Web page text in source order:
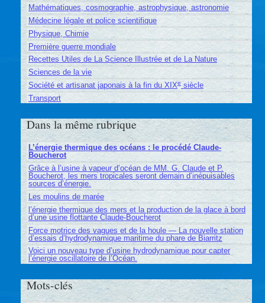
Mathématiques, cosmographie, astrophysique, astronomie
Médecine légale et police scientifique
Physique, Chimie
Première guerre mondiale
Recettes Utiles de La Science Illustrée et de La Nature
Sciences de la vie
Société et artisanat japonais à la fin du XIXesiècle
Transport
Dans la même rubrique
L’énergie thermique des océans : le procédé Claude-
Boucherot
Grâce à l’usine à vapeur d’océan de MM. G. Claude et P.
Boucherot, les mers tropicales seront demain d’inépuisables
sources d’énergie.
Les moulins de marée
l’énergie thermique des mers et la production de la glace à bord
d’une usine flottante Claude-Boucherot
Force motrice des vagues et de la houle — La nouvelle station
d’essais d’hydrodynamique maritime du phare de Biarritz
Voici un nouveau type d’usine hydrodynamique pour capter
l’énergie oscillatoire de l’Océan.
Mots-clés